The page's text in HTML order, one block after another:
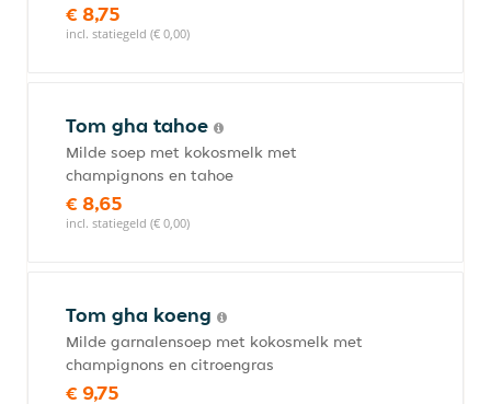
€ 8,75
incl. statiegeld (€ 0,00)
Tom gha tahoe
Milde soep met kokosmelk met
champignons en tahoe
€ 8,65
incl. statiegeld (€ 0,00)
Tom gha koeng
Milde garnalensoep met kokosmelk met
champignons en citroengras
€ 9,75